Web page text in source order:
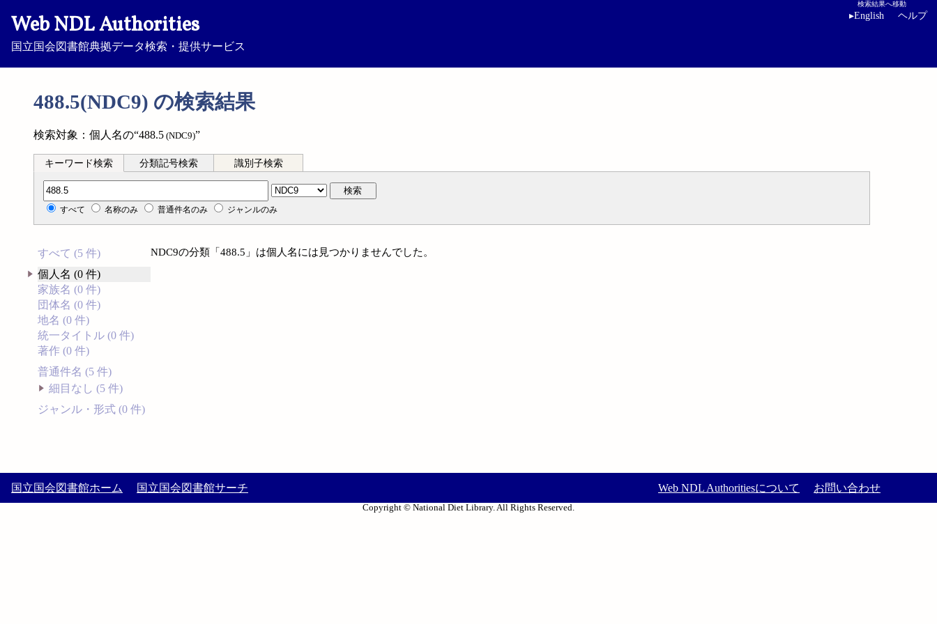
Web NDL Authorities
国立国会図書館典拠データ検索・提供サービス
検索結果へ移動
▸English ヘルプ
488.5(NDC9) の検索結果
検索対象：個人名の“488.5 (NDC9)”
キーワード検索 分類記号検索 識別子検索
分類記号検索 検索
すべて 名称のみ 普通件名のみ ジャンルのみ
すべて (5 件)
個人名 (0 件)
家族名 (0 件)
団体名 (0 件)
地名 (0 件)
統一タイトル (0 件)
著作 (0 件)
普通件名 (5 件)
細目なし (5 件)
ジャンル・形式 (0 件)
NDC9の分類「488.5」は個人名には見つかりませんでした。
国立国会図書館ホーム 国立国会図書館サーチ Web NDL Authoritiesについて お問い合わせ
Copyright © National Diet Library. All Rights Reserved.